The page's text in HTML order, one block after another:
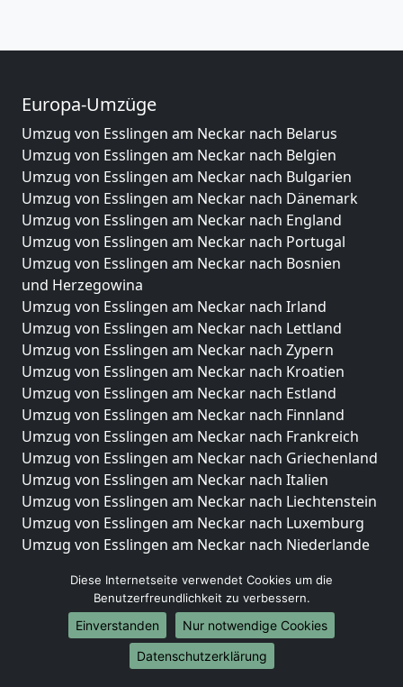
Europa-Umzüge
Umzug von Esslingen am Neckar nach Belarus
Umzug von Esslingen am Neckar nach Belgien
Umzug von Esslingen am Neckar nach Bulgarien
Umzug von Esslingen am Neckar nach Dänemark
Umzug von Esslingen am Neckar nach England
Umzug von Esslingen am Neckar nach Portugal
Umzug von Esslingen am Neckar nach Bosnien
und Herzegowina
Umzug von Esslingen am Neckar nach Irland
Umzug von Esslingen am Neckar nach Lettland
Umzug von Esslingen am Neckar nach Zypern
Umzug von Esslingen am Neckar nach Kroatien
Umzug von Esslingen am Neckar nach Estland
Umzug von Esslingen am Neckar nach Finnland
Umzug von Esslingen am Neckar nach Frankreich
Umzug von Esslingen am Neckar nach Griechenland
Umzug von Esslingen am Neckar nach Italien
Umzug von Esslingen am Neckar nach Liechtenstein
Umzug von Esslingen am Neckar nach Luxemburg
Umzug von Esslingen am Neckar nach Niederlande
Umzüge-Deutschlandweit
Umzug von Esslingen am Neckar nach Berlin
Umzug von Esslingen am Neckar nach Hamburg
Umzug von Esslingen am Neckar nach München
Diese Internetseite verwendet Cookies um die
Benutzerfreundlichkeit zu verbessern.
Einverstanden
Nur notwendige Cookies
Datenschutzerklärung